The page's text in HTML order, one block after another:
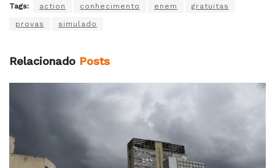
Tags: action conhecimento enem gratuitas
provas simulado
Relacionado Posts